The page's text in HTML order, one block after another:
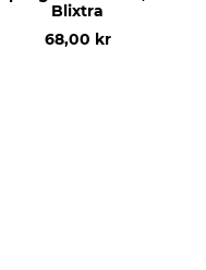
Blixtra
68,00 kr